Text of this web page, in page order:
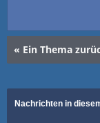
« Ein Thema
Nachrichten in